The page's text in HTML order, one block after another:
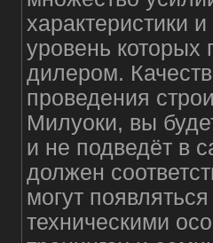
характеристики
уровень
дилером.
проведения
Милуоки, вы
и не подведёт в
должен
могут
техническими